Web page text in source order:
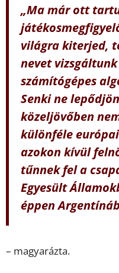
„Ma már ott
világra kiterjed,
nevet
számítógépes
Senki ne
közeljövőben
különféle
azokon kívül
tűnnek fel a
Egyesült
éppen
– magyarázta.